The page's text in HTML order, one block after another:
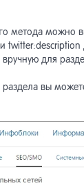
метода можно
twitter:description
для
вы